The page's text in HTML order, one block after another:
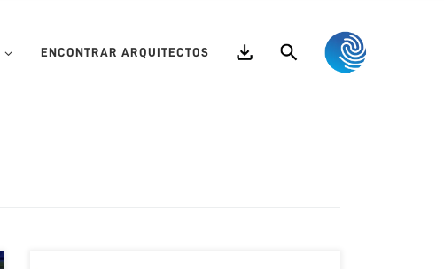
ENCONTRAR ARQUITECTOS Search